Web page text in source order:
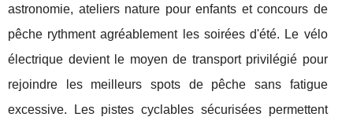
astronomie, ateliers nature pour enfants et concours de
pêche rythment agréablement les soirées d'été. Le vélo
électrique devient le moyen de transport privilégié pour
rejoindre les meilleurs spots de pêche sans fatigue
excessive. Les pistes cyclables sécurisées permettent